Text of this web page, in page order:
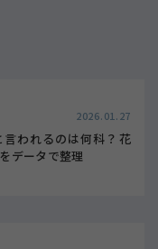
2026.01.27
われるのは何科？花
データで整理